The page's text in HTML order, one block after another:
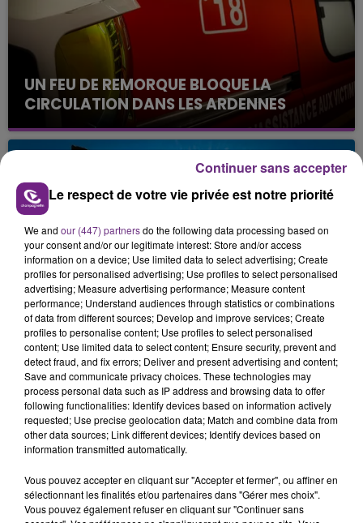
UN FEU DE REMORQUE BLOQUE LA
CIRCULATION DANS LES ARDENNES
Un feu de remorque s'est déclaré ce mercredi en
fin de matinée sur l'A34.
VENEZ FÊTER CE WEEK-END
L'ANNIVERSAIRE DE WOINIC
Ce samedi 8 août sera un grand jour :
l'anniversaire du plus gros sanglier du monde.
Une fête est donc organisée et vous êtes tous
conviés !
TITRES DIFFUSÉS
14h37
14h37 14h33
14h33
Le respect de votre vie privée est notre priorité
We and our (447) partnersdo the following data processing based on
your consent and/or our legitimate interest: Store and/or access
information on a device; Use limited data to select advertising; Create
profiles for personalised advertising; Use profiles to select personalised
advertising; Measure advertising performance; Measure content
performance; Understand audiences through statistics or combinations
of data from different sources; Develop and improve services; Create
profiles to personalise content; Use profiles to select personalised
content; Use limited data to select content; Ensure security, prevent and
detect fraud, and fix errors; Deliver and present advertising and content;
Save and communicate privacy choices. These technologies may
process personal data such as IP address and browsing data to offer
following functionalities: Identify devices based on information actively
requested; Use precise geolocation data; Match and combine data from
other data sources; Link different devices; Identify devices based on
information transmitted automatically.
Vous pouvez accepter en cliquant sur "Accepter et fermer", ou affiner en
sélectionnant les finalités et/ou partenaires dans "Gérer mes choix".
Vous pouvez également refuser en cliquant sur "Continuer sans
Continuer sans accepter